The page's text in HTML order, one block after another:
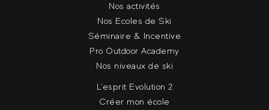
Nos activités
Nos Ecoles de Ski
Séminaire & Incentive
Pro Outdoor Academy
Nos niveaux de ski
L'esprit Evolution 2
Créer mon école